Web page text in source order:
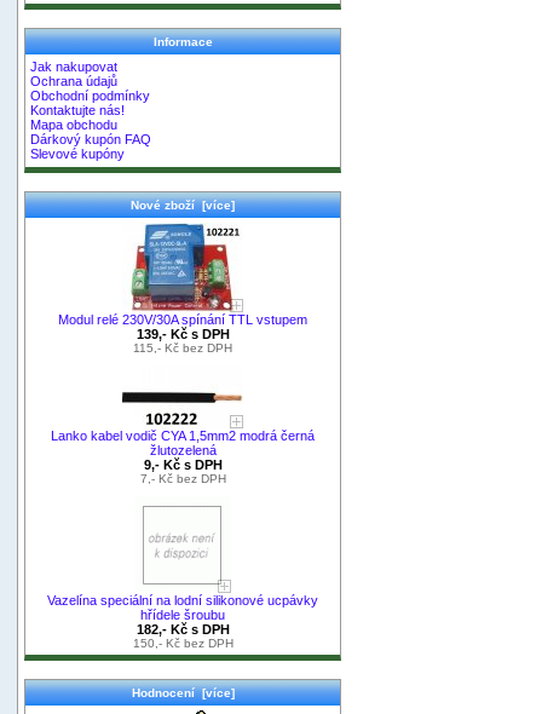
Informace
Jak nakupovat
Ochrana údajů
Obchodní podmínky
Kontaktujte nás!
Mapa obchodu
Dárkový kupón FAQ
Slevové kupóny
Nové zboží [více]
Modul relé 230V/30A spínání TTL vstupem
139,- Kč s DPH
115,- Kč bez DPH
Lanko kabel vodič CYA 1,5mm2 modrá černá
žlutozelená
9,- Kč s DPH
7,- Kč bez DPH
Vazelína speciální na lodní silikonové ucpávky
hřídele šroubu
182,- Kč s DPH
150,- Kč bez DPH
Hodnocení [více]